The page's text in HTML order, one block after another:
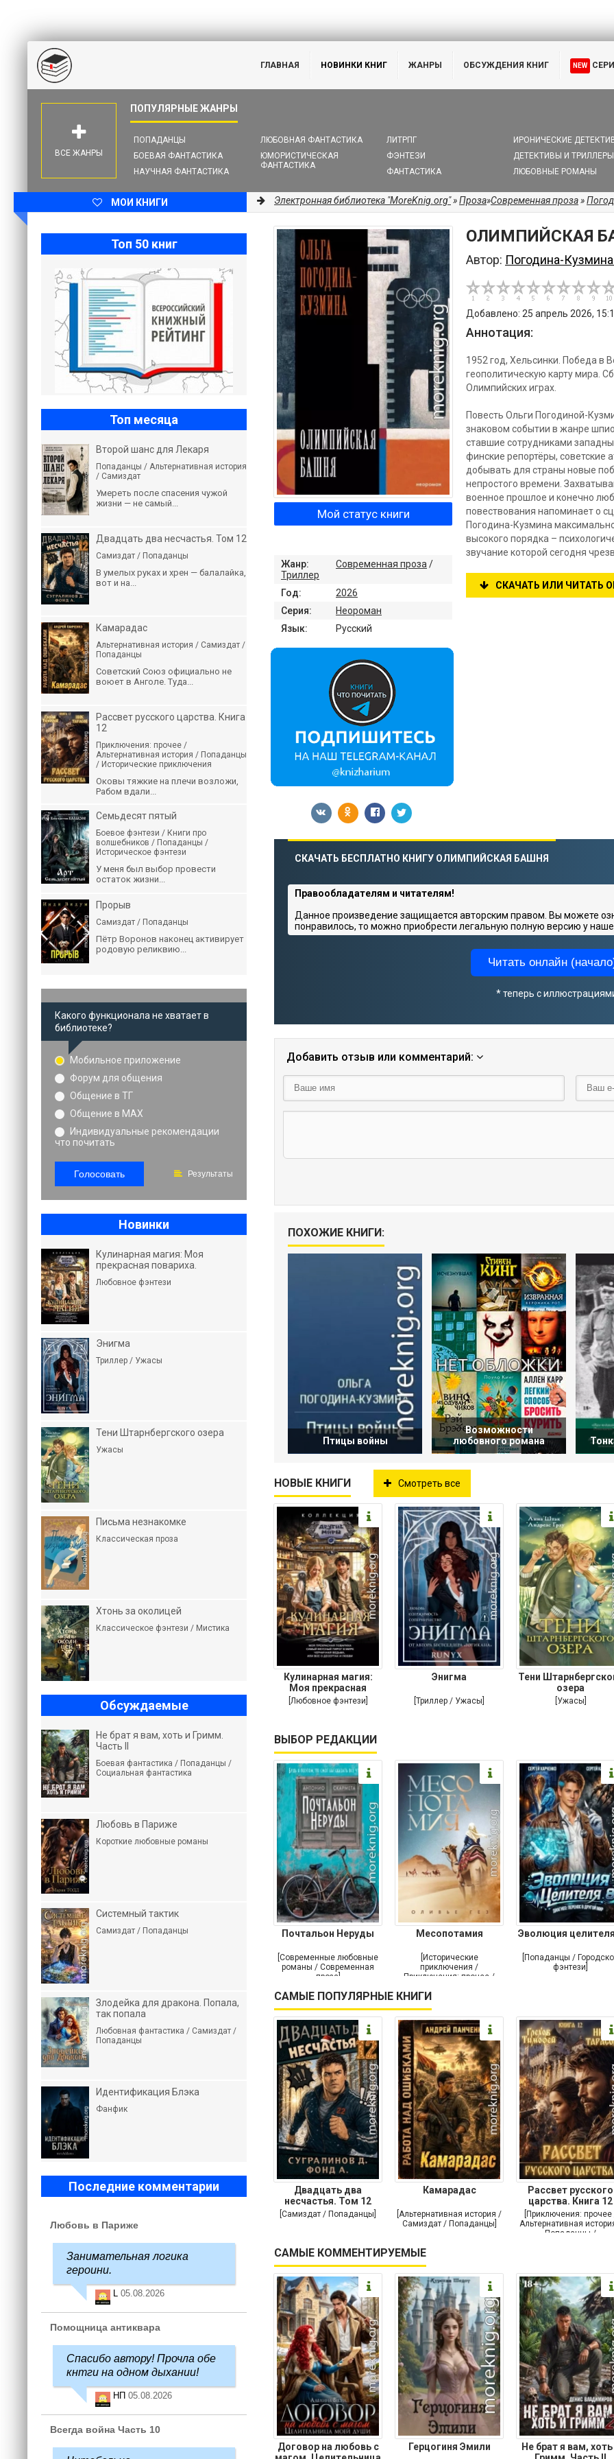
ГЛАВНАЯ НОВИНКИ КНИГ ЖАНРЫ ОБСУЖДЕНИЯ КНИГ NEW
ПОПАДАНЦЫ
БОЕВАЯ ФАНТАСТИКА
НАУЧНАЯ ФАНТАСТИКА
ЛЮБОВНАЯ ФАНТАСТИКА
ЮМОРИСТИЧЕСКАЯ
ФАНТАСТИКА
ЛИТРПГ
ФЭНТЕЗИ
ФАНТАСТИКА
ИРОНИЧЕСКИЕ
ДЕТЕКТИВЫ И ТРИЛЛЕРЫ
ЛЮБОВНЫЕ РОМАНЫ
ВСЕ ЖАНРЫ
МОИ КНИГИ Электронная библиотека "MoreKnig.org"»Проза»Современная проза»
ОЛИМПИЙСКАЯ
Автор: Погодина-Кузмина
Добавлено: 25 апрель 2026,
Аннотация:
1952 год, Хельсинки. Победа в
геополитическую карту мира.
Олимпийских играх.
Повесть Ольги Погодиной-
знаковом событии в жанре
ставшие сотрудниками
финские репортёры,
добывать для страны новые
непростого времени.
военное прошлое и конечно
повествования напоминает о
Погодина-Кузмина
высокого порядка –
звучание которой сегодня
СКАЧАТЬ ИЛИ ЧИТАТЬ
Мой статус книги
Жанр: Современная проза /
Триллер
Год:
2026
Серия:
Неороман
Язык:
Русский
СКАЧАТЬ БЕСПЛАТНО КНИГУ ОЛИМПИЙСКАЯ БАШНЯ
Правообладателям и читателям!
Данное произведение защищается авторским правом. Вы можете
понравилось, то можно приобрести легальную полную версию у
Читать онлайн
* теперь с
Добавить отзыв или комментарий:
ПОХОЖИЕ КНИГИ:
Птицы войны
Возможности
любовного романа
НОВЫЕ КНИГИ Смотреть все
Кулинарная магия:
Моя прекрасная
повариха. Самый
[Любовное фэнтези]
Энигма
[Триллер / Ужасы]
Тени
озера
[Ужасы]
ВЫБОР РЕДАКЦИИ
Почтальон Неруды
[Современные любовные
романы / Современная
проза]
Месопотамия
[Исторические
приключения /
Приключения: прочее /
Историческая проза]
Эволюция
[Попаданцы /
фэнтези]
САМЫЕ ПОПУЛЯРНЫЕ КНИГИ
Двадцать два
несчастья. Том 12
[Самиздат / Попаданцы]
Камарадас
[Альтернативная история /
Самиздат / Попаданцы]
Рассвет русского
царства. Книга 12
[Приключения: прочее
Альтернативная
Попаданцы /
САМЫЕ КОММЕНТИРУЕМЫЕ
Договор на любовь с
Герцогиня Эмили
Не брат я вам, хоть
Топ 50 книг
Топ месяца
Второй шанс для Лекаря
Попаданцы / Альтернативная история
/ Самиздат
Умереть после спасения чужой
жизни — не самый...
Двадцать два несчастья. Том 12
Самиздат / Попаданцы
В умелых руках и хрен — балалайка,
вот и на...
Камарадас
Альтернативная история / Самиздат /
Попаданцы
Советский Союз официально не
воюет в Анголе. Туда...
Рассвет русского царства. Книга
12
Приключения: прочее /
Альтернативная история / Попаданцы
/ Исторические приключения
Оковы тяжкие на плечи возложи,
Рабом вдали...
Семьдесят пятый
Боевое фэнтези / Книги про
волшебников / Попаданцы /
Историческое фэнтези
У меня был выбор провести
остаток жизни...
Прорыв
Самиздат / Попаданцы
Пётр Воронов наконец активирует
родовую реликвию...
Какого функционала не хватает в
библиотеке?
Мобильное приложение
Форум для общения
Общение в ТГ
Общение в MAX
Индивидуальные рекомендации
что почитать
Голосовать Результаты
Новинки
Кулинарная магия: Моя
прекрасная повариха.
Любовное фэнтези
Энигма
Триллер / Ужасы
Тени Штарнбергского озера
Ужасы
Письма незнакомке
Классическая проза
Хтонь за околицей
Классическое фэнтези / Мистика
Обсуждаемые
Не брат я вам, хоть и Гримм.
Часть II
Боевая фантастика / Попаданцы /
Социальная фантастика
Любовь в Париже
Короткие любовные романы
Системный тактик
Самиздат / Попаданцы
Злодейка для дракона. Попала,
так попала
Любовная фантастика / Самиздат /
Попаданцы
Идентификация Блэка
Фанфик
Последние комментарии
Любовь в Париже
Занимательная логика
героини.
L 05.08.2026
Помощница антиквара
Спасибо автору! Прочла обе
кнтги на одном дыхании!
НП 05.08.2026
Всегда война Часть 10